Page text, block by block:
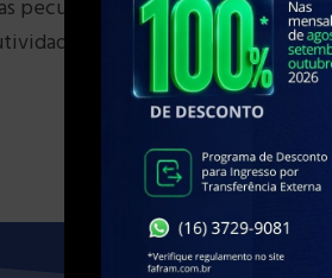
peculiares à sua profissão,
das organizações em que